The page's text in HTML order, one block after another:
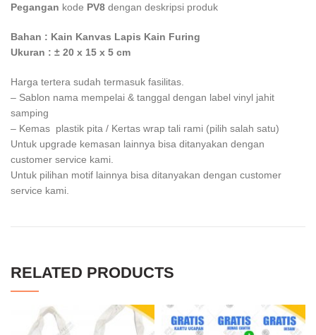
Pegangan kode PV8 dengan deskripsi produk
Bahan : Kain Kanvas Lapis Kain Furing
Ukuran : ± 20 x 15 x 5 cm
Harga tertera sudah termasuk fasilitas.
– Sablon nama mempelai & tanggal dengan label vinyl jahit
samping
– Kemas plastik pita / Kertas wrap tali rami (pilih salah satu)
Untuk upgrade kemasan lainnya bisa ditanyakan dengan
customer service kami.
Untuk pilihan motif lainnya bisa ditanyakan dengan customer
service kami.
RELATED PRODUCTS